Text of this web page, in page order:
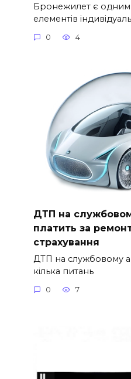
Бронежилет є одним
елементів
0 4
ДТП на
платить за
страхування
ДТП на службовому
кілька питань
0 7